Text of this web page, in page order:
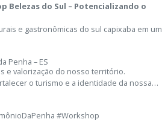
Belezas do Sul – Potencializando o
e gastronômicas do sul capixaba em um
Penha – ES
e valorização do nosso território.
o turismo e a identidade da nossa
#Workshop